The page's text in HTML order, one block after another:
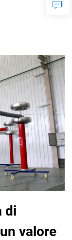
di
valore